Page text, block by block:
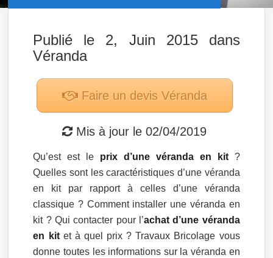
Publié le 2, Juin 2015 dans
Véranda
Faire un devis Véranda
Mis à jour le02/04/2019
Qu’est est le prix d’une véranda en kit?
Quelles sont les caractéristiques d’une véranda
en kit par rapport à celles d’une véranda
classique ? Comment installer une véranda en
kit ? Qui contacter pour l’achat d’une véranda
en kitet à quel prix ? Travaux Bricolage vous
donne toutes les informations sur la véranda en